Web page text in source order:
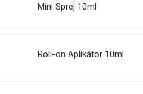
Mini Sprej 10ml
Roll-on Aplikátor 10ml